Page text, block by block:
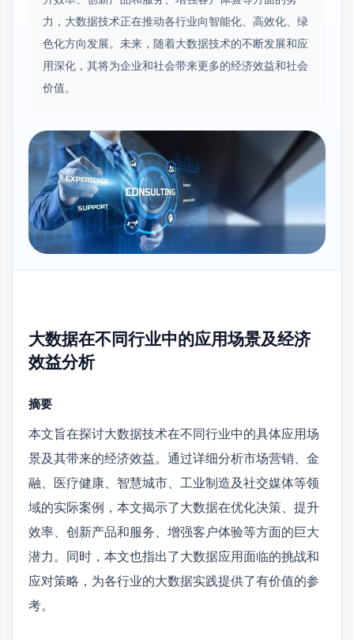
力，大数据技术正在推动各行业向智能化、高效化、绿
色化方向发展。未来，随着大数据技术的不断发展和应
用深化，其将为企业和社会带来更多的经济效益和社会
价值。
大数据在不同行业中的应用场景及经济
效益分析
摘要
本文旨在探讨大数据技术在不同行业中的具体应用场
景及其带来的经济效益。通过详细分析市场营销、金
融、医疗健康、智慧城市、工业制造及社交媒体等领
域的实际案例，本文揭示了大数据在优化决策、提升
效率、创新产品和服务、增强客户体验等方面的巨大
潜力。同时，本文也指出了大数据应用面临的挑战和
应对策略，为各行业的大数据实践提供了有价值的参
考。